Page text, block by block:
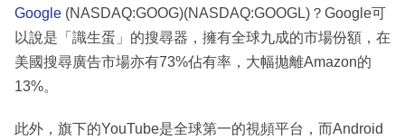
Google (NASDAQ:GOOG)(NASDAQ:GOOGL)？Google可
以說是「識生蛋」的搜尋器，擁有全球九成的市場份額，在
美國搜尋廣告市場亦有73%佔有率，大幅拋離Amazon的
13%。
此外，旗下的YouTube是全球第一的視頻平台，而Android